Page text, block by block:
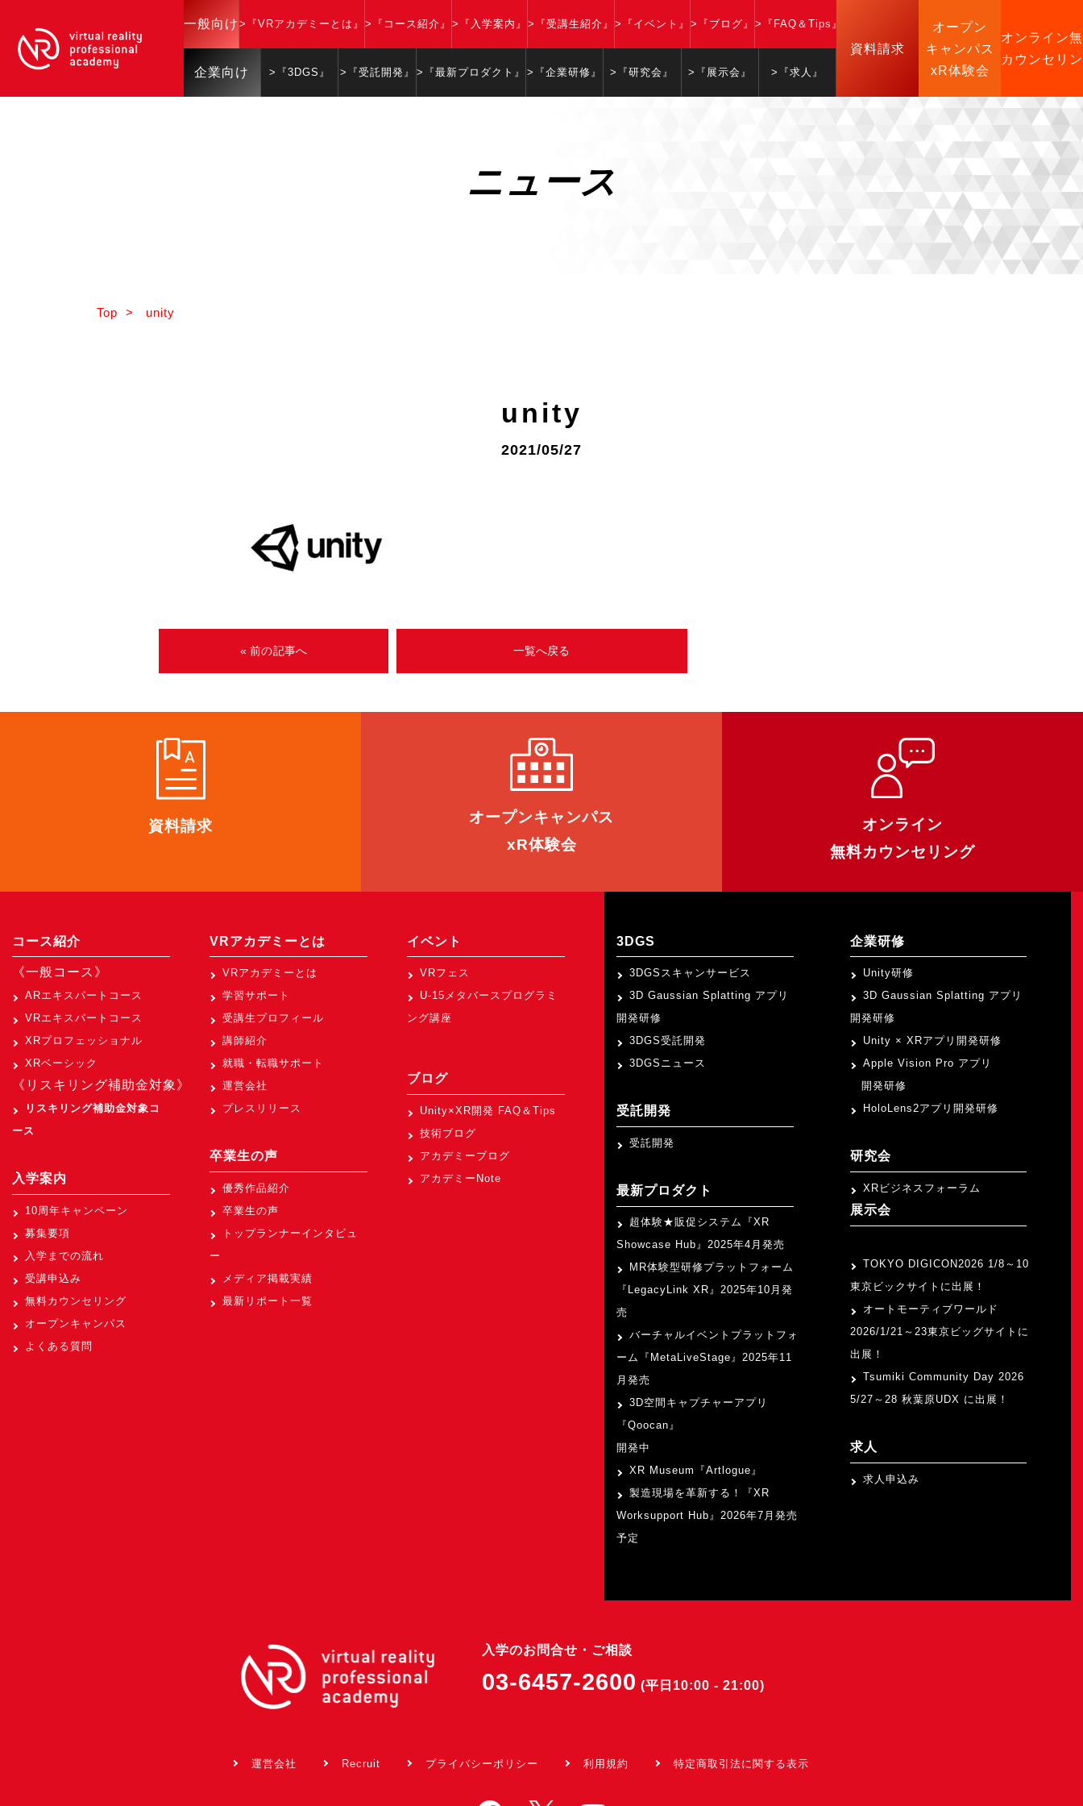
一般向け >『VRアカデミーとは』 >『コース紹介』 >『入学案内』 >『受講生紹介』 >『イベント』 >『ブログ』 >『FAQ＆Tips』
企業向け >『3DGS』 >『受託開発』 >『最新プロダクト』 >『企業研修』 >『研究会』 >『展示会』 >『求人』
資料請求
オープン
キャンパス
xR体験会
オンライン
カウンセリ
ニュース
Top > unity
unity
2021/05/27
« 前の記事へ 一覧へ戻る
資料請求 オープンキャンパス
xR体験会
オンライン
無料カウンセリング
コース紹介
《一般コース》
ARエキスパートコース
VRエキスパートコース
XRプロフェッショナル
XRベーシック
《リスキリング補助金対象》
リスキリング補助金対象コ
ース
入学案内
10周年キャンペーン
募集要項
入学までの流れ
受講申込み
無料カウンセリング
オープンキャンパス
よくある質問
VRアカデミーとは
VRアカデミーとは
学習サポート
受講生プロフィール
講師紹介
就職・転職サポート
運営会社
プレスリリース
卒業生の声
優秀作品紹介
卒業生の声
トップランナーインタビュ
ー
メディア掲載実績
最新リポート一覧
イベント
VRフェス
U-15メタバースプログラミ
ング講座
ブログ
Unity×XR開発 FAQ＆Tips
技術ブログ
アカデミーブログ
アカデミーNote
3DGS
3DGSスキャンサービス
3D Gaussian Splatting アプリ
開発研修
3DGS受託開発
3DGSニュース
受託開発
受託開発
最新プロダクト
超体験★販促システム『XR
Showcase Hub』2025年4月発売
MR体験型研修プラットフォーム
『LegacyLink XR』2025年10月発
売
バーチャルイベントプラットフォ
ーム『MetaLiveStage』2025年11
月発売
3D空間キャプチャーアプリ
『Qoocan』
開発中
XR Museum『Artlogue』
製造現場を革新する！『XR
Worksupport Hub』2026年7月発売
予定
企業研修
Unity研修
3D Gaussian Splatting アプリ
開発研修
Unity × XRアプリ開発研修
Apple Vision Pro アプリ
開発研修
HoloLens2アプリ開発研修
研究会
XRビジネスフォーラム
展示会
TOKYO DIGICON2026 1/8～10
東京ビックサイトに出展！
オートモーティブワールド
2026/1/21～23東京ビッグサイトに
出展！
Tsumiki Community Day 2026
5/27～28 秋葉原UDX に出展！
求人
求人申込み
入学のお問合せ・ご相談
03-6457-2600 (平日10:00 - 21:00)
運営会社 Recruit プライバシーポリシー 利用規約 特定商取引法に関する表示